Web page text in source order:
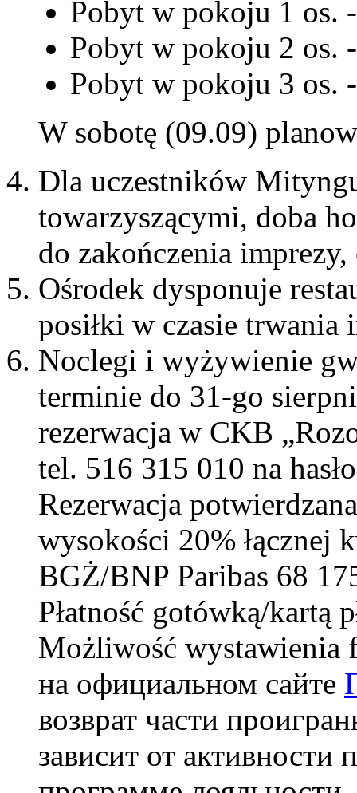
Pobyt w pokoju 1 os.
Pobyt w pokoju 2 os.
Pobyt w pokoju 3 os.
W sobotę (09.09)
Dla uczestników
towarzyszącymi, doba
do zakończenia
Ośrodek dysponuje
posiłki w czasie trwania
Noclegi i wyżywienie
terminie do 31-go
rezerwacja w CKB
tel. 516 315 010 na
Rezerwacja
wysokości 20% łącznej
BGŻ/BNP Paribas 68
Płatność gotówką/kartą
Możliwość wystawienia
на официальном сайте
возврат части
зависит от активности